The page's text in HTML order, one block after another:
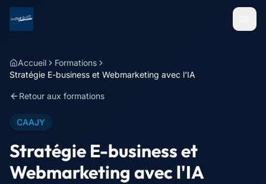
Menu
Accueil
Formations
Stratégie E-business et Webmarketing avec l'IA
Retour aux formations
CAAJY
Stratégie E-business et
Webmarketing avec l'IA